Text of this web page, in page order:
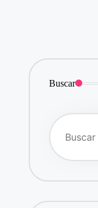
Buscar